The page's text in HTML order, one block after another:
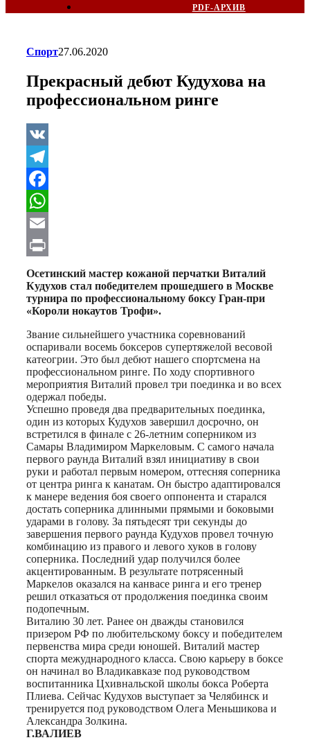
PDF-АРХИВ
Спорт27.06.2020
Прекрасный дебют Кудухова на
профессиональном ринге
VK
Telegram
Facebook
WhatsApp
Email
Print
Осетинский мастер кожаной перчатки Виталий
Кудухов стал победителем прошедшего в Москве
турнира по профессиональному боксу Гран-при
«Короли нокаутов Трофи».
Звание сильнейшего участника соревнований
оспаривали восемь боксеров супертяжелой весовой
катеогрии. Это был дебют нашего спортсмена на
профессиональном ринге. По ходу спортивного
мероприятия Виталий провел три поединка и во всех
одержал победы.
Успешно проведя два предварительных поединка,
один из которых Кудухов завершил досрочно, он
встретился в финале с 26-летним соперником из
Самары Владимиром Маркеловым. С самого начала
первого раунда Виталий взял инициативу в свои
руки и работал первым номером, оттесняя соперника
от центра ринга к канатам. Он быстро адаптировался
к манере ведения боя своего оппонента и старался
достать соперника длинными прямыми и боковыми
ударами в голову. За пятьдесят три секунды до
завершения первого раунда Кудухов провел точную
комбинацию из правого и левого хуков в голову
соперника. Последний удар получился более
акцентированным. В результате потрясенный
Маркелов оказался на канвасе ринга и его тренер
решил отказаться от продолжения поединка своим
подопечным.
Виталию 30 лет. Ранее он дважды становился
призером РФ по любительскому боксу и победителем
первенства мира среди юношей. Виталий мастер
спорта межуднародного класса. Свою карьеру в боксе
он начинал во Владикавказе под руководством
воспитанника Цхивнальской школы бокса Роберта
Плиева. Сейчас Кудухов выступает за Челябинск и
тренируется под руководством Олега Меньшикова и
Александра Золкина.
Г.ВАЛИЕВ